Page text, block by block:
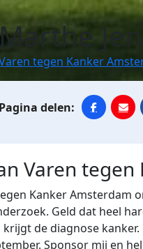
tegen Kanker
Varen tegen
Kanker Amsterdam
Geld dat heel
de diagnose
Sponsor mij en